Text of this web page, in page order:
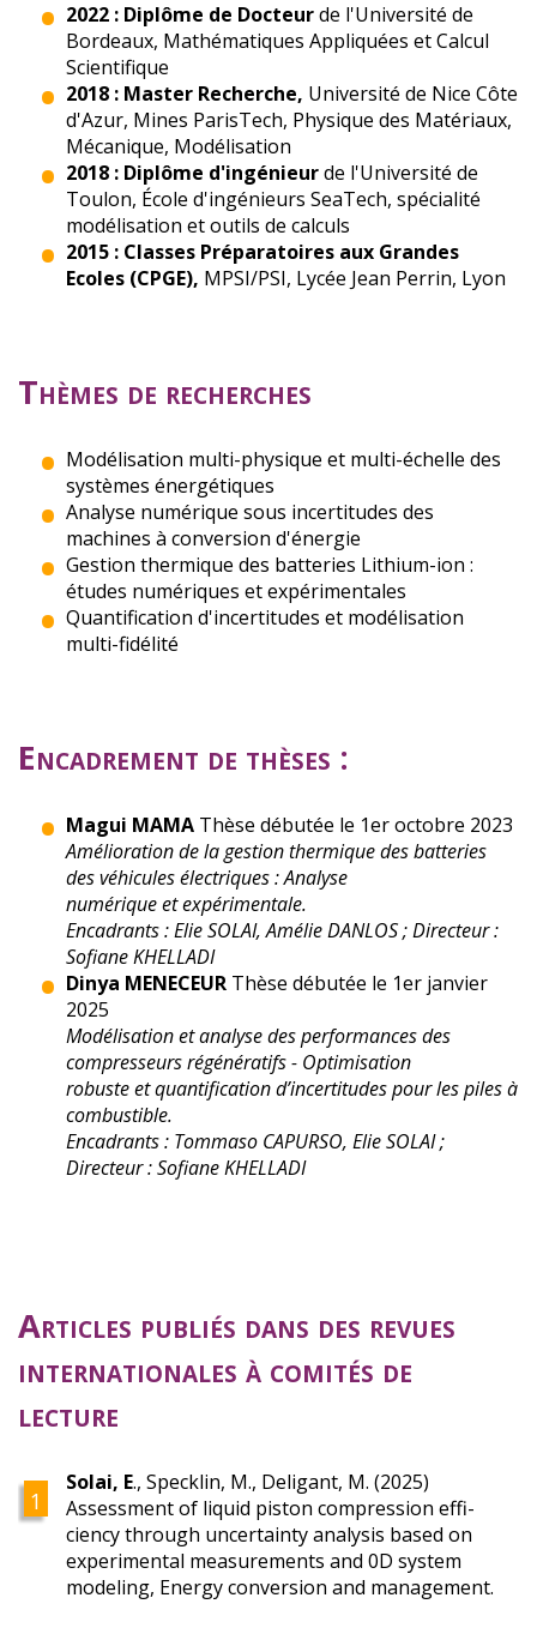
2022 : Diplôme de Docteurde l'Université de
Bordeaux, Mathématiques Appliquées et Calcul
Scientifique
2018 : Master Recherche, Université de Nice Côte
d'Azur, Mines ParisTech, Physique des Matériaux,
Mécanique, Modélisation
2018 : Diplôme d'ingénieurde l'Université de
Toulon, École d'ingénieurs SeaTech, spécialité
modélisation et outils de calculs
2015 : Classes Préparatoires aux Grandes
Ecoles (CPGE), MPSI/PSI, Lycée Jean Perrin, Lyon
Thèmes de recherches
Modélisation multi-physique et multi-échelle des
systèmes énergétiques
Analyse numérique sous incertitudes des
machines à conversion d'énergie
Gestion thermique des batteries Lithium-ion :
études numériques et expérimentales
Quantification d'incertitudes et modélisation
multi-fidélité
Encadrement de thèses :
Magui MAMA Thèse débutée le 1er octobre 2023
Amélioration de la gestion thermique des batteries
des véhicules électriques : Analyse
numérique et expérimentale.
Encadrants : Elie SOLAI, Amélie DANLOS ; Directeur :
Sofiane KHELLADI
Dinya MENECEUR Thèse débutée le 1er janvier
2025
Modélisation et analyse des performances des
compresseurs régénératifs - Optimisation
robuste et quantification d’incertitudes pour les piles à
combustible.
Encadrants : Tommaso CAPURSO, Elie SOLAI ;
Directeur : Sofiane KHELLADI
Articles publiés dans des revues
internationales à comités de
lecture
Solai, E., Specklin, M., Deligant, M. (2025)
Assessment of liquid piston compression effi-
ciency through uncertainty analysis based on
experimental measurements and 0D system
modeling, Energy conversion and management.